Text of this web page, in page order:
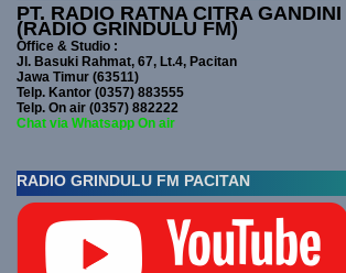
PT. RADIO RATNA CITRA GANDINI
(RADIO GRINDULU FM)
Office & Studio :
Jl. Basuki Rahmat, 67, Lt.4, Pacitan
Jawa Timur (63511)
Telp. Kantor (0357) 883555
Telp. On air (0357) 882222
Chat via Whatsapp On air
RADIO GRINDULU FM PACITAN